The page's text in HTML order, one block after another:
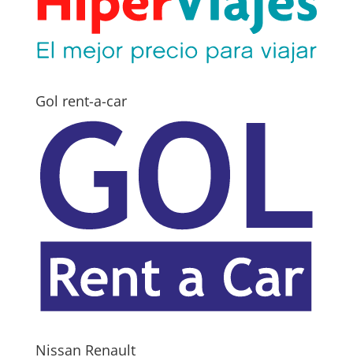
Gol rent-a-car
Nissan Renault